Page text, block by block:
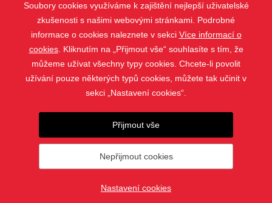
KONTAKT
vytvořilwebProgress
Soubory cookies využíváme k zajištění nejlepší uživatelské
zkušenosti s našimi webovými stránkami. Podrobné
informace o cookies naleznete v sekci Více informací o
cookies. Kliknutím na „Přijmout vše“ souhlasíte s tím, že
můžeme užívat všechny typy cookies. Chcete-li povolit
užívání pouze některých typů cookies, můžete tak učinit v
sekci „Nastavení cookies“.
Přijmout vše
Nepřijmout cookies
Nastavení cookies